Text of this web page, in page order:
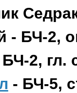
- БЧ-2,
2, гл.
- БЧ-5,